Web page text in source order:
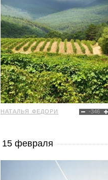
-346
НАТАЛЬЯ ФЕДОРИ
15 февраля